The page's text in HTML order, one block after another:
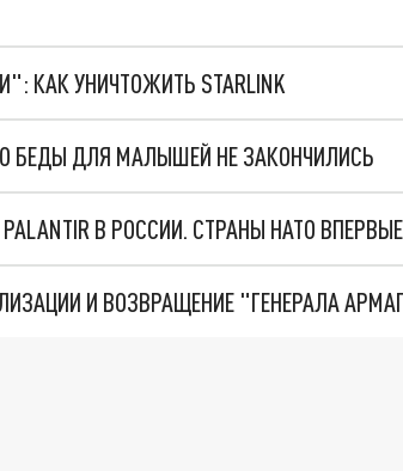
КАК УНИЧТОЖИТЬ STARLINK
БЕДЫ ДЛЯ МАЛЫШЕЙ НЕ ЗАКОНЧИЛИСЬ